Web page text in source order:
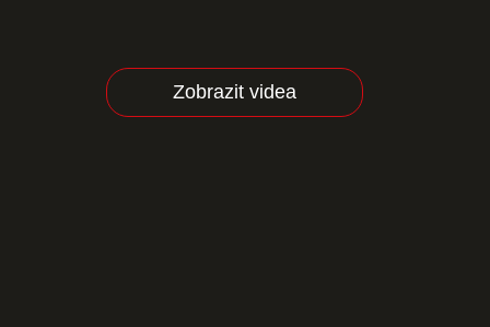
Zobrazit videa